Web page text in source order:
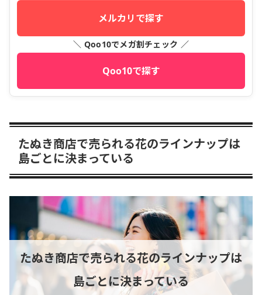
メルカリで探す
＼ Qoo10でメガ割チェック ／
Qoo10で探す
たぬき商店で売られる花のラインナップは
島ごとに決まっている
たぬき商店で売られる花のラインナップは
島ごとに決まっている